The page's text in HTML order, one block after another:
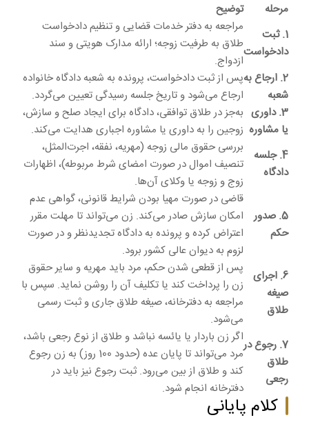
مرحله
توضیح
1. ثبت
دادخواست
مراجعه به دفتر خدمات قضایی و تنظیم دادخواست
طلاق به طرفیت زوجه؛ ارائه مدارک هویتی و سند
ازدواج.
2. ارجاع به
شعبه
پس از ثبت دادخواست، پرونده به شعبه دادگاه خانواده
ارجاع می‌شود و تاریخ جلسه رسیدگی تعیین می‌گردد.
3. داوری
یا مشاوره
به‌جز در طلاق توافقی، دادگاه برای ایجاد صلح و سازش،
زوجین را به داوری یا مشاوره اجباری هدایت می‌کند.
4. جلسه
دادگاه
بررسی حقوق مالی زوجه (مهریه، نفقه، اجرت‌المثل،
تنصیف اموال در صورت امضای شرط مربوطه)، اظهارات
زوج و زوجه یا وکلای آن‌ها.
5. صدور
حکم
قاضی در صورت مهیا بودن شرایط قانونی، گواهی عدم
امکان سازش صادر می‌کند. زن می‌تواند تا مهلت مقرر
اعتراض کرده و پرونده به دادگاه تجدیدنظر و در صورت
لزوم به دیوان عالی کشور برود.
6. اجرای
صیغه
طلاق
پس از قطعی شدن حکم، مرد باید مهریه و سایر حقوق
زن را پرداخت کند یا تکلیف آن را روشن نماید. سپس با
مراجعه به دفترخانه، صیغه طلاق جاری و ثبت رسمی
می‌شود.
7. رجوع در
طلاق
رجعی
اگر زن باردار یا یائسه نباشد و طلاق از نوع رجعی باشد،
مرد می‌تواند تا پایان عده (حدود 100 روز) به زن رجوع
کند و طلاق از بین می‌رود. ثبت رجوع نیز باید در
دفترخانه انجام شود.
کلام پایانی